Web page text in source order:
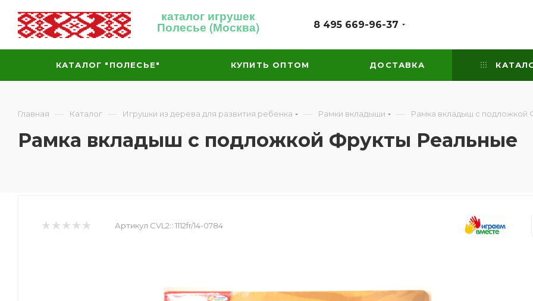
каталог игрушек
Полесье (Москва) 8 495 669-96-37
КАТАЛОГ "ПОЛЕСЬЕ" КУПИТЬ ОПТОМ ДОСТАВКА
Главная — Каталог — Игрушки из дерева для развития ребенка — Рамки вкладыши — Рамка вкладыш с подложкой
Рамка вкладыш с подложкой Фрукты Реальные
Артикул CVL2:: 1112fr/14-0784